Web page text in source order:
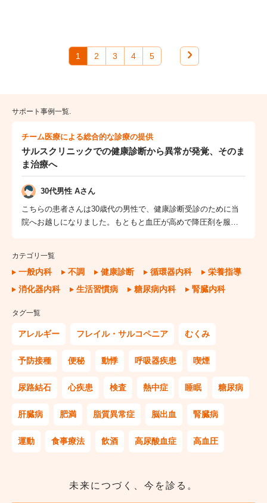
1 2 3 4 5
サポート事例一覧.
サルスクリニックでの健康診断から異常が発覚、そのま
ま治療へ
チーム医療による総合的な診療の提供
30代男性 Aさん
こちらの患者さんは30歳代の男性で、健康診断受診のために当
院へお越しになりました。もともと血圧が高めで降圧剤を服用
カテゴリ一覧
一般内科 不調 健康診断 循環器内科
栄養指導
消化器内科
生活習慣病 糖尿病内科 腎臓内科
タグ一覧
アレルギー フレイル・サルコペニア むくみ
予防接種 便秘 動悸 呼吸器疾患 喫煙
尿路結石 心疾患 検査 熱中症 睡眠 糖尿病
肝臓病 肥満 脂質異常症 脳出血 腎臓病
運動 食事療法 飲酒 高尿酸血症 高血圧
未来につづく、今を診る。